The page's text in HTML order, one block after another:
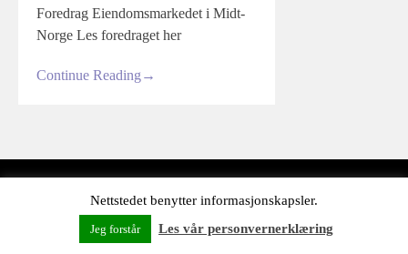
Foredrag Eiendomsmarkedet i Midt-
Norge Les foredraget her
Continue Reading →
© 2026 Knutepunkt
Nettstedet benytter informasjonskapsler.
Jeg forstår Les vår personvernerklæring